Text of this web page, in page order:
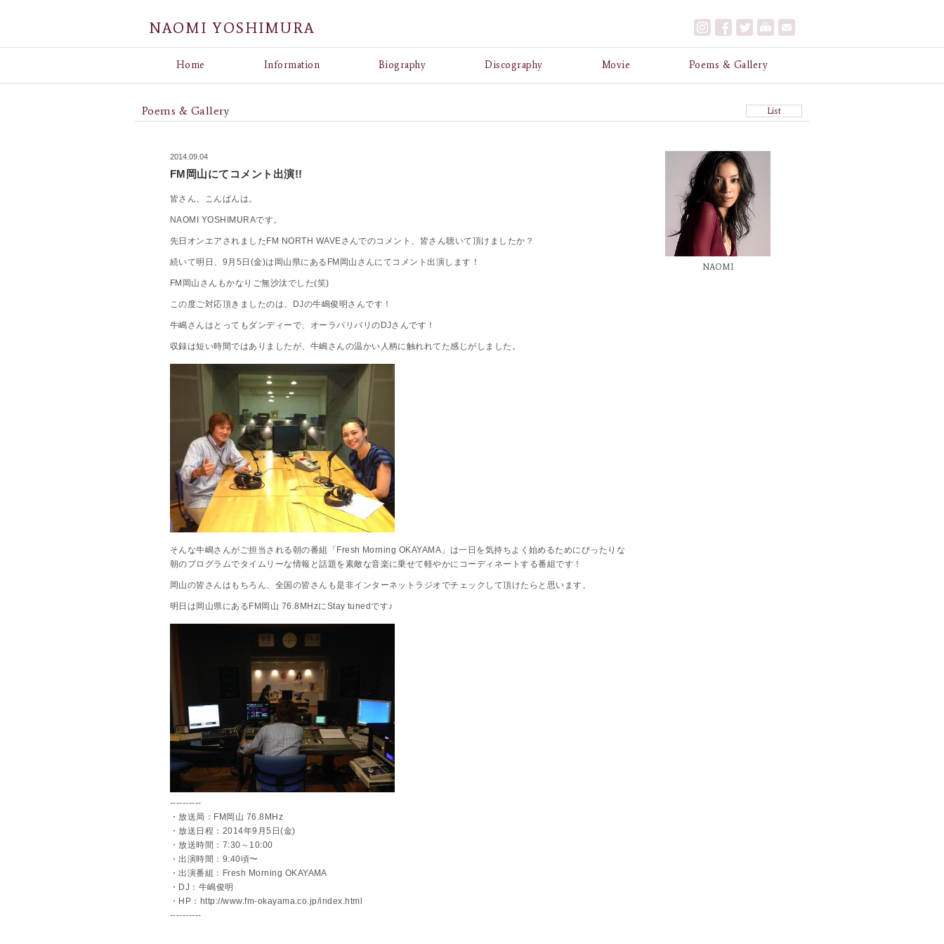
NAOMI YOSHIMURA
Home Information Biography Discography Movie Poems & Gallery
List
Poems & Gallery
NAOMI
2014.09.04
FM岡山にてコメント出演!!
皆さん、こんばんは。
NAOMI YOSHIMURAです。
先日オンエアされましたFM NORTH WAVEさんでのコメント、皆さん聴いて頂けましたか？
続いて明日、9月5日(金)は岡山県にあるFM岡山さんにてコメント出演します！
FM岡山さんもかなりご無沙汰でした(笑)
この度ご対応頂きましたのは、DJの牛嶋俊明さんです！
牛嶋さんはとってもダンディーで、オーラバリバリのDJさんです！
収録は短い時間ではありましたが、牛嶋さんの温かい人柄に触れれてた感じがしました。
そんな牛嶋さんがご担当される朝の番組「Fresh Morning OKAYAMA」は一日を気持ちよく始めるためにぴったりな
朝のプログラムでタイムリーな情報と話題を素敵な音楽に乗せて軽やかにコーディネートする番組です！
岡山の皆さんはもちろん、全国の皆さんも是非インターネットラジオでチェックして頂けたらと思います。
明日は岡山県にあるFM岡山 76.8MHzにStay tunedです♪
----------
・放送局：FM岡山 76.8MHz
・放送日程：2014年9月5日(金)
・放送時間：7:30～10:00
・出演時間：9:40頃〜
・出演番組：Fresh Morning OKAYAMA
・DJ：牛嶋俊明
・HP：http://www.fm-okayama.co.jp/index.html
----------